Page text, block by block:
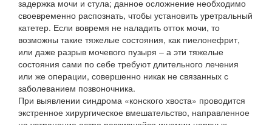
задержка мочи и стула; данное осложнение необходимо
своевременно распознать, чтобы установить уретральный
катетер. Если вовремя не наладить отток мочи, то
возможны такие тяжелые состояния, как пиелонефрит,
или даже разрыв мочевого пузыря – а эти тяжелые
состояния сами по себе требуют длительного лечения
или же операции, совершенно никак не связанных с
заболеванием позвоночника.
При выявлении синдрома «конского хвоста» проводится
экстренное хирургическое вмешательство, направленное